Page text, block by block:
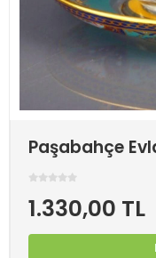
Paşabahçe
1.330,00 TL